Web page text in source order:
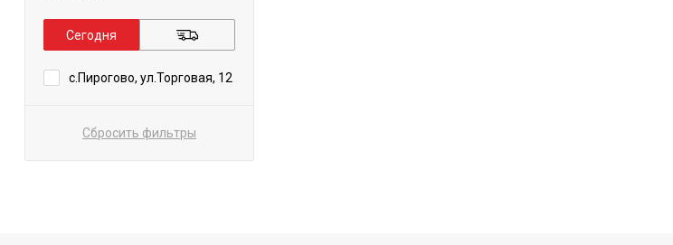
Сегодня
с.Пирогово, ул.Торговая, 12
Сбросить фильтры